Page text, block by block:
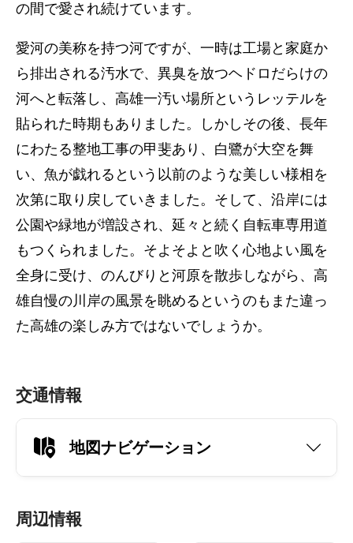
の間で愛され続けています。
愛河の美称を持つ河ですが、一時は工場と家庭か
ら排出される汚水で、異臭を放つヘドロだらけの
河へと転落し、高雄一汚い場所というレッテルを
貼られた時期もありました。しかしその後、長年
にわたる整地工事の甲斐あり、白鷺が大空を舞
い、魚が戯れるという以前のような美しい様相を
次第に取り戻していきました。そして、沿岸には
公園や緑地が増設され、延々と続く自転車専用道
もつくられました。そよそよと吹く心地よい風を
全身に受け、のんびりと河原を散歩しながら、高
雄自慢の川岸の風景を眺めるというのもまた違っ
た高雄の楽しみ方ではないでしょうか。
交通情報
地図ナビゲーション
周辺情報